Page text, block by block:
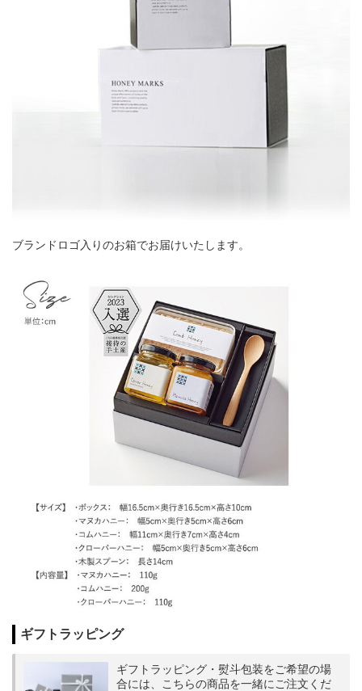
ブランドロゴ入りのお箱でお届けいたします。
ギフトラッピング
ギフトラッピング・熨斗包装をご希望の場
合には、こちらの商品を一緒にご注文くだ